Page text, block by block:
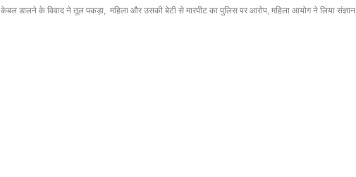
केबल डालने के विवाद ने तूल पकड़ा, महिला और उसकी बेटी से मारपीट का पुलिस पर आरोप, महिला आयोग ने लिया संज्ञान